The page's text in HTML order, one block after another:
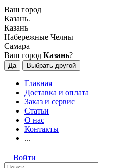
Ваш город
Казань
Казань
Набережные Челны
Самара
Ваш город Казань?
Да Выбрать другой
Главная
Доставка и оплата
Заказ и сервис
Статьи
О нас
Контакты
...
Войти